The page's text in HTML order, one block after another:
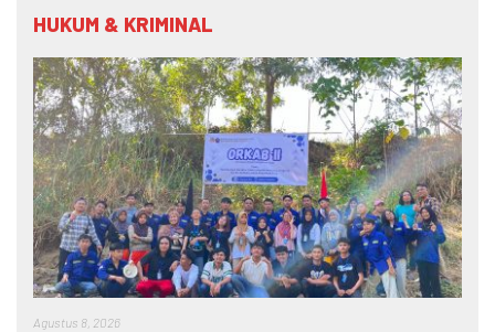
HUKUM & KRIMINAL
Agustus 8, 2026